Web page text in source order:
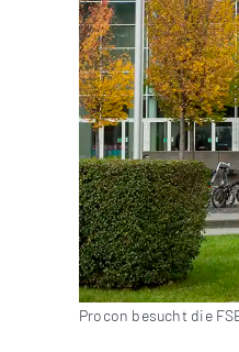
Procon besucht die